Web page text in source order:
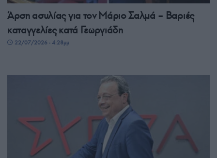
Άρση ασυλίας για τον Μάριο Σαλμά – Βαριές
καταγγελίες κατά Γεωργιάδη
22/07/2026 - 4:28μμ